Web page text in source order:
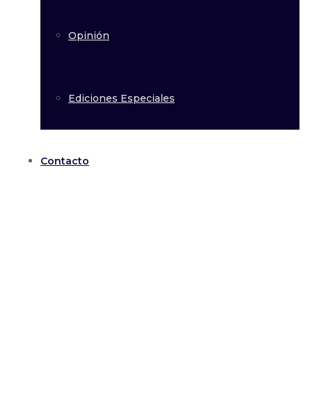
Opinión
Ediciones Especiales
Contacto